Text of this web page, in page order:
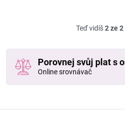
Teď vidíš2 ze 2
Porovnej svůj plat s
Online srovnávač